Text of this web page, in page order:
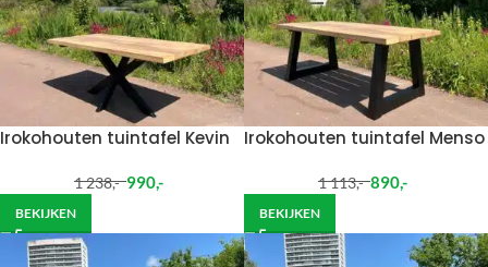
Irokohouten tuintafel Kevin
1 238,- 990,-
BEKIJKEN
Irokohouten tuintafel Menso
1 113,- 890,-
BEKIJKEN